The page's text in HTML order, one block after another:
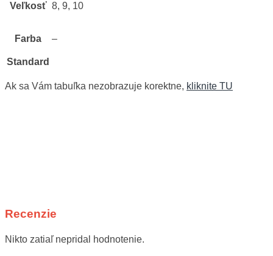
Veľkosť 8, 9, 10
Farba –
Standard
Ak sa Vám tabuľka nezobrazuje korektne, kliknite TU
Recenzie
Nikto zatiaľ nepridal hodnotenie.